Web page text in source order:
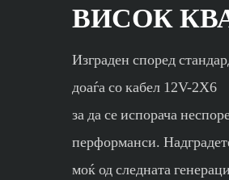
ВИСОК
Изграден според
доаѓа со кабел 12V-2X6
за да се испорача
перформанси.
моќ од следната